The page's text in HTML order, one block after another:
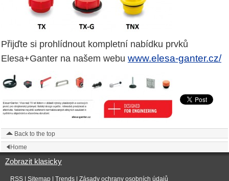
Přijďte si prohlídnout kompletní nabídku prvků
Elesa+Ganter na našem webu www.elesa-ganter.cz/
Back to the top
Home
Zobrazit klasicky
RSS| Sitemap| Trends| Zásady ochrany osobních údajů